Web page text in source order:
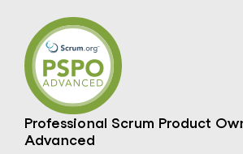
Professional Scrum Product
Advanced